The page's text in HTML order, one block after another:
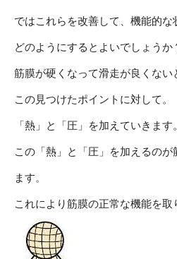
ではこれらを改善して、機能的
どのようにするとよいでしょうか
筋膜が硬くなって滑走が良くない
この見つけたポイントに対して。
「熱」と「圧」を加えていきます。
この「熱」と「圧」を加えるの
ます。
これにより筋膜の正常な機能を取